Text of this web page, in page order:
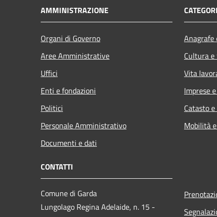
AMMINISTRAZIONE
Organi di Governo
Aree Amministrative
Uffici
Enti e fondazioni
Politici
Personale Amministrativo
Documenti e dati
Cultura
Vita
Imprese
Catasto
Mobilità
CONTATTI
Comune di Garda
Lungolago Regina Adelaide, n. 15 -